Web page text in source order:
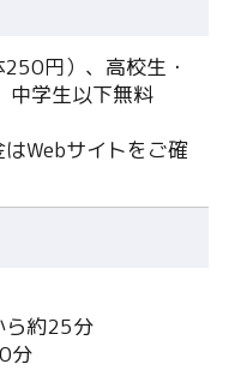
円）、高校生・
学生以下無料
はWebサイトをご確
ら約25分
分